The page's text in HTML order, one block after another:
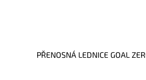
PŘENOSNÁ LEDNICE GOAL